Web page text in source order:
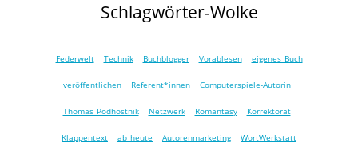
Schlagwörter-Wolke
Federwelt Technik Buchblogger Vorablesen eigenes Buch
veröffentlichen Referent*innen Computerspiele-Autorin
Thomas Podhostnik Netzwerk Romantasy Korrektorat
Klappentext ab heute Autorenmarketing WortWerkstatt